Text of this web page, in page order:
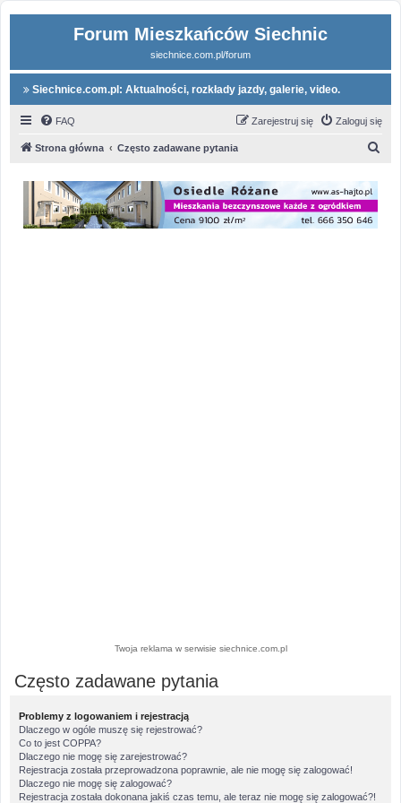
Forum Mieszkańców Siechnic
siechnice.com.pl/forum
Siechnice.com.pl: Aktualności, rozkłady jazdy, galerie, video.
FAQ Zaloguj się
Zarejestruj się
Strona główna Często zadawane pytania
Twoja reklama w serwisie siechnice.com.pl
Często zadawane pytania
Problemy z logowaniem i rejestracją
Dlaczego w ogóle muszę się rejestrować?
Co to jest COPPA?
Dlaczego nie mogę się zarejestrować?
Rejestracja została przeprowadzona poprawnie, ale nie mogę się zalogować!
Dlaczego nie mogę się zalogować?
Rejestracja została dokonana jakiś czas temu, ale teraz nie mogę się zalogować?!